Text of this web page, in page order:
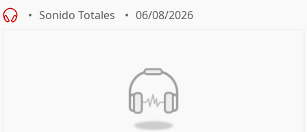
Sonido Totales 06/08/2026